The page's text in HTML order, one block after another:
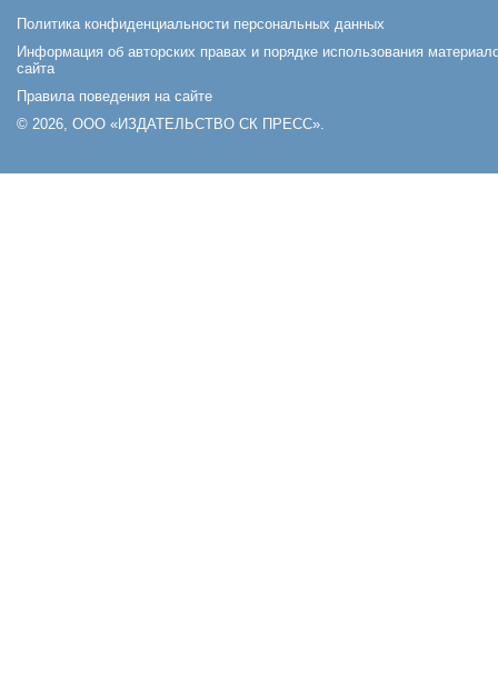
Политика конфиденциальности персональных данных
Информация об авторских правах и порядке использования
сайта
Правила поведения на сайте
© 2026, ООО «ИЗДАТЕЛЬСТВО СК ПРЕСС».